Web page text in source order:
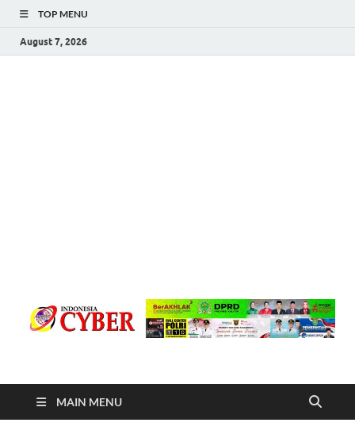
TOP MENU
August 7, 2026
Indonesia Cyber
MAIN MENU